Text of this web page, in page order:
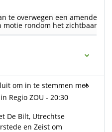
te overwegen een
motie rondom het zichtbaar
om in te stemmen met
Regio ZOU - 20:30
De Bilt, Utrechtse
en Zeist om